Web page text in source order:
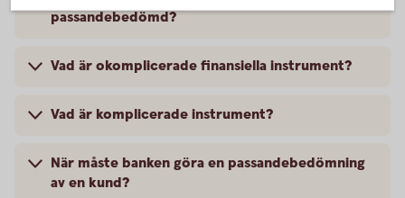
passandebedömd?
Vad är okomplicerade finansiella instrument?
Vad är komplicerade instrument?
När måste banken göra en passandebedömning
av en kund?